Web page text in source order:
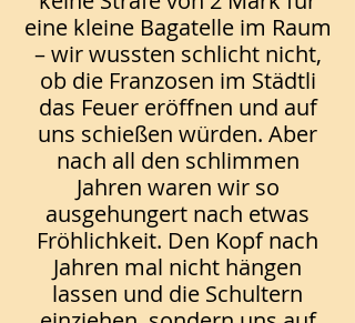
eine kleine Bagatelle im Raum
– wir wussten schlicht nicht,
ob die Franzosen im Städtli
das Feuer eröffnen und auf
uns schießen würden. Aber
nach all den schlimmen
Jahren waren wir so
ausgehungert nach etwas
Fröhlichkeit. Den Kopf nach
Jahren mal nicht hängen
lassen und die Schultern